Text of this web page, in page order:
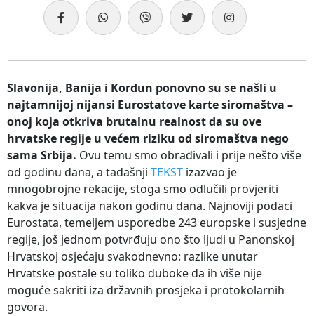
Slavonija, Banija i Kordun ponovno su se našli u
najtamnijoj nijansi Eurostatove karte siromaštva –
onoj koja otkriva brutalnu realnost da su ove
hrvatske regije u većem riziku od siromaštva nego
sama Srbija. Ovu temu smo obrađivali i prije nešto više
od godinu dana, a tadašnji TEKST izazvao je
mnogobrojne rekacije, stoga smo odlučili provjeriti
kakva je situacija nakon godinu dana. Najnoviji podaci
Eurostata, temeljem usporedbe 243 europske i susjedne
regije, još jednom potvrđuju ono što ljudi u Panonskoj
Hrvatskoj osjećaju svakodnevno: razlike unutar
Hrvatske postale su toliko duboke da ih više nije
moguće sakriti iza državnih prosjeka i protokolarnih
govora.